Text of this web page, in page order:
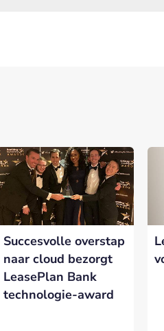
mogelijkheden om je merk
Laat hieronder je gegevens achter.
Succesvolle overstap
naar cloud bezorgt
LeasePlan Bank
technologie-award